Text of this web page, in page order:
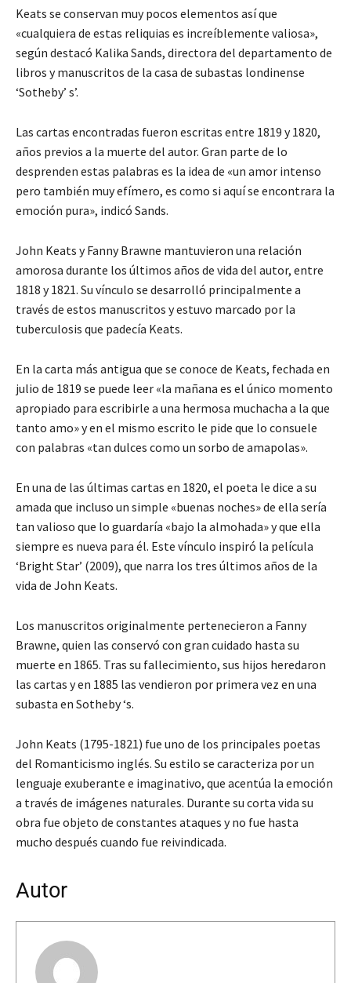
Keats se conservan muy pocos elementos así que
«cualquiera de estas reliquias es increíblemente valiosa»,
según destacó Kalika Sands, directora del departamento de
libros y manuscritos de la casa de subastas londinense
‘Sotheby’ s’.
Las cartas encontradas fueron escritas entre 1819 y 1820,
años previos a la muerte del autor. Gran parte de lo
desprenden estas palabras es la idea de «un amor intenso
pero también muy efímero, es como si aquí se encontrara la
emoción pura», indicó Sands.
John Keats y Fanny Brawne mantuvieron una relación
amorosa durante los últimos años de vida del autor, entre
1818 y 1821. Su vínculo se desarrolló principalmente a
través de estos manuscritos y estuvo marcado por la
tuberculosis que padecía Keats.
En la carta más antigua que se conoce de Keats, fechada en
julio de 1819 se puede leer «la mañana es el único momento
apropiado para escribirle a una hermosa muchacha a la que
tanto amo» y en el mismo escrito le pide que lo consuele
con palabras «tan dulces como un sorbo de amapolas».
En una de las últimas cartas en 1820, el poeta le dice a su
amada que incluso un simple «buenas noches» de ella sería
tan valioso que lo guardaría «bajo la almohada» y que ella
siempre es nueva para él. Este vínculo inspiró la película
‘Bright Star’ (2009), que narra los tres últimos años de la
vida de John Keats.
Los manuscritos originalmente pertenecieron a Fanny
Brawne, quien las conservó con gran cuidado hasta su
muerte en 1865. Tras su fallecimiento, sus hijos heredaron
las cartas y en 1885 las vendieron por primera vez en una
subasta en Sotheby ‘s.
John Keats (1795-1821) fue uno de los principales poetas
del Romanticismo inglés. Su estilo se caracteriza por un
lenguaje exuberante e imaginativo, que acentúa la emoción
a través de imágenes naturales. Durante su corta vida su
obra fue objeto de constantes ataques y no fue hasta
mucho después cuando fue reivindicada.
Autor